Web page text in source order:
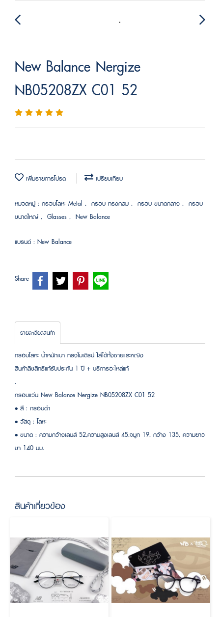
New Balance Nergize
NB05208ZX C01 52
เพิ่มรายการโปรด เปรียบเทียบ
หมวดหมู่ : กรอบโลหะ Metal , กรอบ ทรงกลม , กรอบ ขนาดกลาง , กรอบ
ขนาดใหญ่ , Glasses , New Balance
แบรนด์ : New Balance
Share
รายละเอียดสินค้า
กรอบโลหะ น้ำหนักเบา ทรงโมเดิรน์ ใส่ได้ทั้งชายและหญิง
สินค้าลิขสิทธิแท้รับประกัน 1 ปี + บริการอะไหล่แท้
.
กรอบแว่น New Balance Nergize NB05208ZX C01 52
• สี : กรอบดำ
• วัสดุ : โลหะ
• ขนาด : ความกว้างเลนส์ 52,ความสูงเลนส์ 45,จมูก 19, กว้าง 135, ความยาว
ขา 140 มม.
สินค้าเกี่ยวข้อง